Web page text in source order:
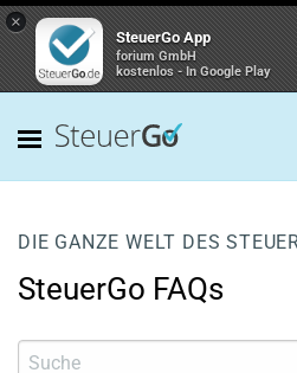
×
SteuerGo App
forium GmbH
kostenlos - In Google Play
DIE GANZE WELT DES
SteuerGo FAQs